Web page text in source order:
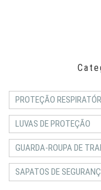
PROTEÇÃO
LUVAS DE PROTEÇÃO
GUARDA-ROUPA DE
SAPATOS DE